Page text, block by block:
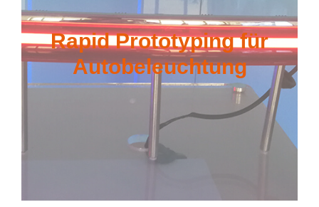
Rapid Prototyping für
Autobeleuchtung